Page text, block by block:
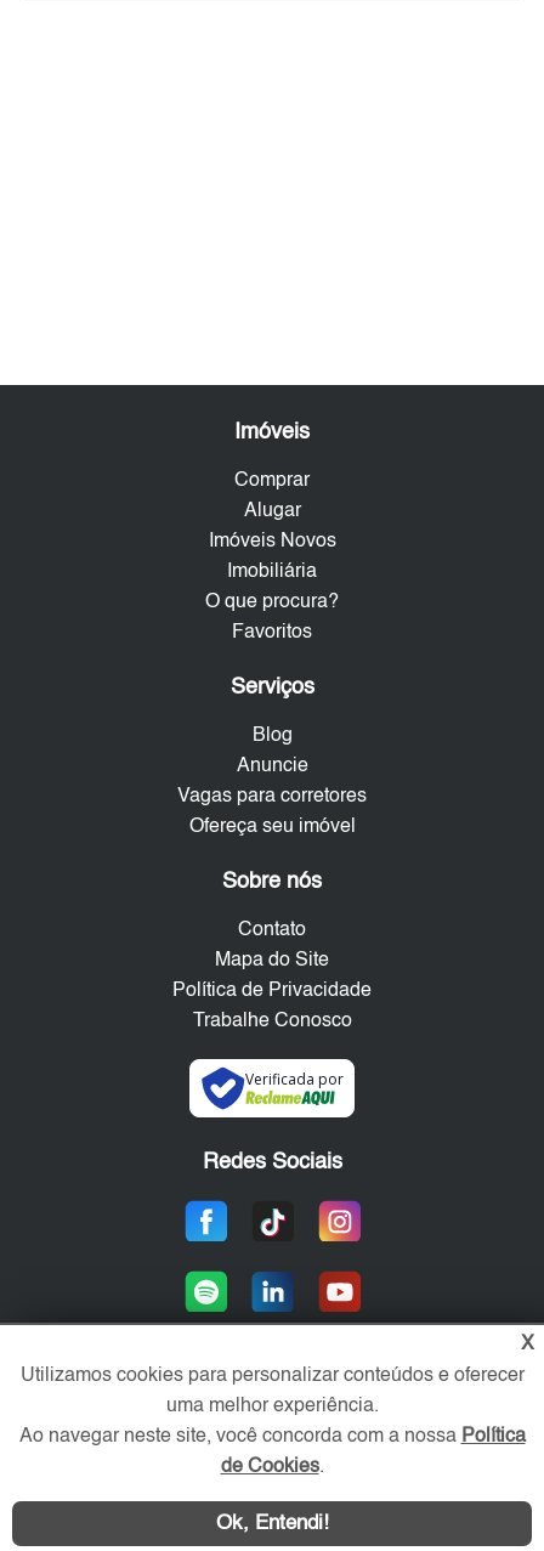
WhatsApp Contatar
Imóveis
Comprar
Alugar
Imóveis Novos
Imobiliária
O que procura?
Favoritos
Serviços
Blog
Anuncie
Vagas para corretores
Ofereça seu imóvel
Sobre nós
Contato
Mapa do Site
Política de Privacidade
Trabalhe Conosco
Verificada por
Redes Sociais
Área exclusiva aos anunciantes,
acesse sua conta:
X
Utilizamos cookies para personalizar conteúdos e oferecer
uma melhor experiência.
Ao navegar neste site, você concorda com a nossa Política
de Cookies.
Ok, Entendi!